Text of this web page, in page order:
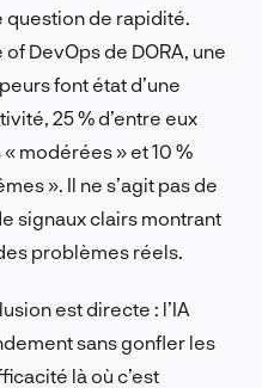
question de rapidité.
DevOps de DORA, une
font état d’une
25 % d’entre eux
modérées » et 10 %
». Il ne s’agit pas de
signaux clairs montrant
problèmes réels.
est directe : l’IA
sans gonfler les
là où c’est